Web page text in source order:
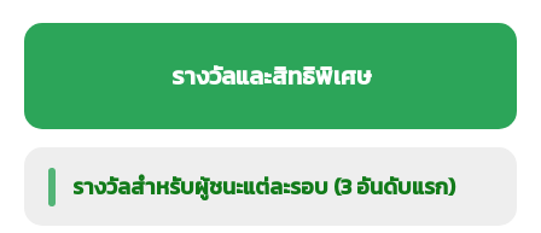
รางวัลและสิทธิพิเศษ
รางวัลสำหรับผู้ชนะแต่ละรอบ (3 อันดับแรก)